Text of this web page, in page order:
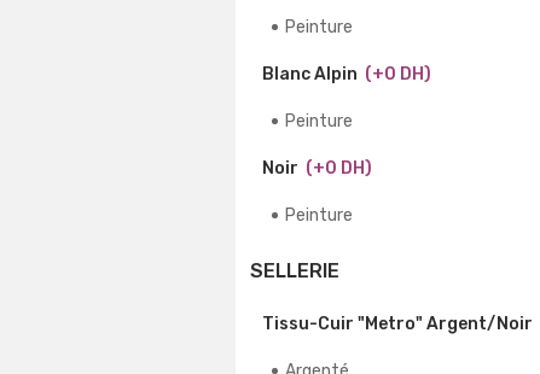
Peinture
Blanc Alpin (+0 DH)
Peinture
Noir (+0 DH)
Peinture
SELLERIE
Tissu-Cuir "Metro" Argent/Noir